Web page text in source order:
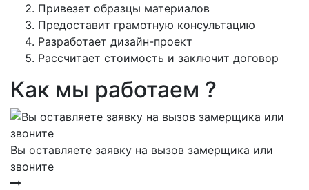
Привезет образцы материалов
Предоставит грамотную консультацию
Разработает дизайн-проект
Рассчитает стоимость и заключит договор
Как мы работаем ?
Вы оставляете заявку на вызов замерщика или
звоните